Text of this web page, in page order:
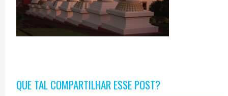
QUE TAL COMPARTILHAR ESSE POST?